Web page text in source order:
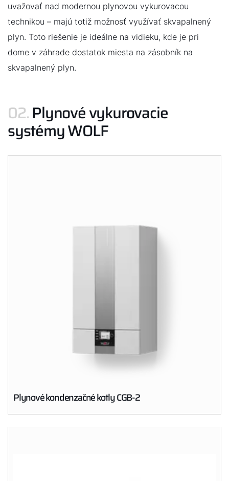
uvažovať nad modernou plynovou vykurovacou
technikou – majú totiž možnosť využívať skvapalnený
plyn. Toto riešenie je ideálne na vidieku, kde je pri
dome v záhrade dostatok miesta na zásobník na
skvapalnený plyn.
02.Plynové vykurovacie
systémy WOLF
Plynové kondenzačné kotly CGB-2
Kontaktný formulár
Kontakty
Nájdite si odborníka
Dôležité odkazy
Obchodný tím